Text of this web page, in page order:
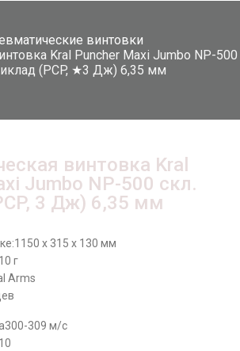
винтовки
Kral Puncher Maxi Jumbo NP-500
(PCP, ★3 Дж) 6,35 мм
винтовка Kral
Jumbo NP-500 скл.
3 Дж) 6,35 мм
1150 x 315 x 130 мм
г
Arms
300-309 м/с
10